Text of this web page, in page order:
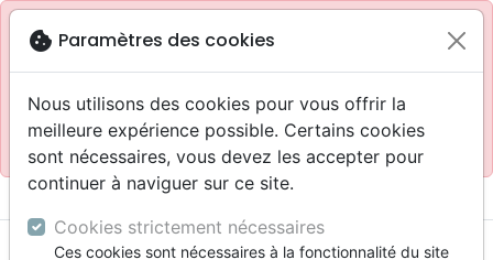
blockSite réservé aux professionnels
Accès pour les professionnels : Se connecter
Site pour le grand public : La Maison de la Bible
menu
cookie Paramètres des cookies
Nous utilisons des cookies pour vous offrir la
meilleure expérience possible. Certains cookies
sont nécessaires, vous devez les accepter pour
continuer à naviguer sur ce site.
Cookies strictement nécessaires
Ces cookies sont nécessaires à la fonctionnalité du site